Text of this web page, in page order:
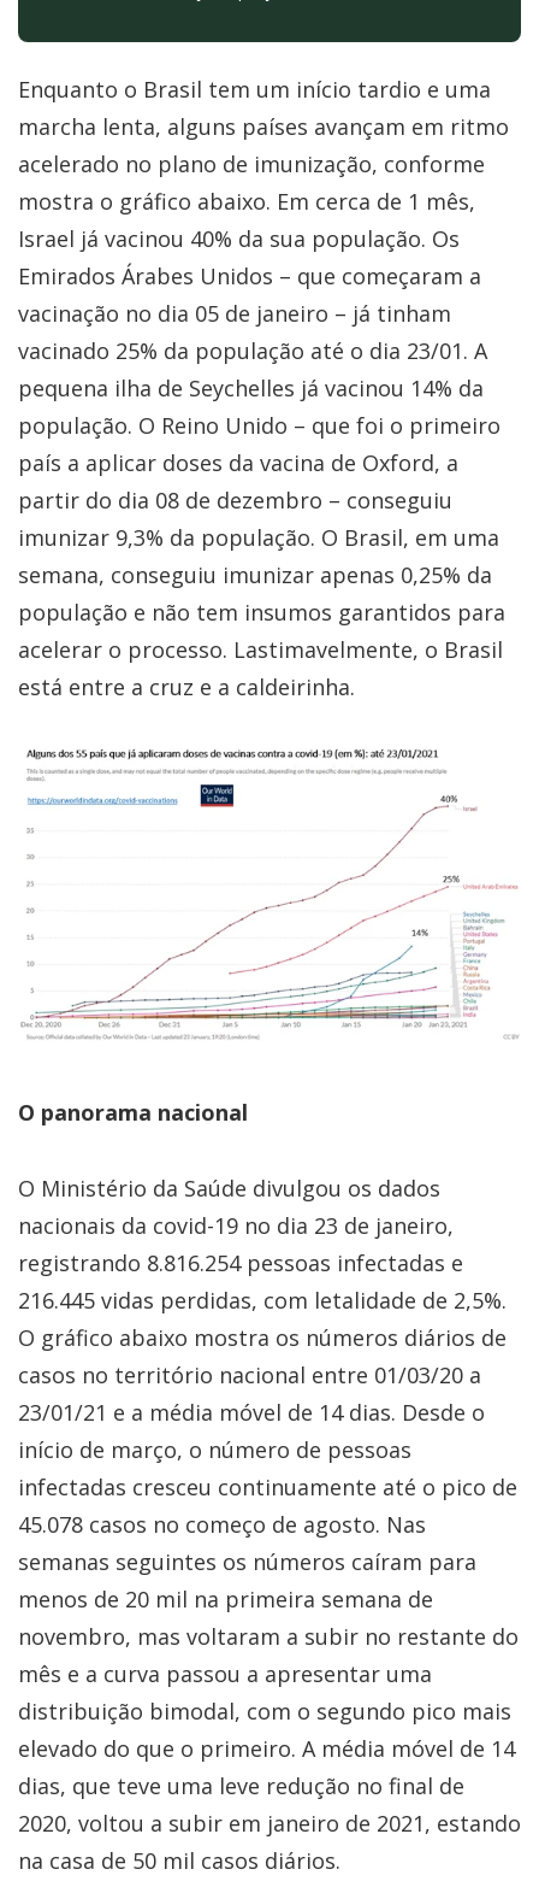
Enquanto o Brasil tem um início tardio e uma
marcha lenta, alguns países avançam em ritmo
acelerado no plano de imunização, conforme
mostra o gráfico abaixo. Em cerca de 1 mês,
Israel já vacinou 40% da sua população. Os
Emirados Árabes Unidos – que começaram a
vacinação no dia 05 de janeiro – já tinham
vacinado 25% da população até o dia 23/01. A
pequena ilha de Seychelles já vacinou 14% da
população. O Reino Unido – que foi o primeiro
país a aplicar doses da vacina de Oxford, a
partir do dia 08 de dezembro – conseguiu
imunizar 9,3% da população. O Brasil, em uma
semana, conseguiu imunizar apenas 0,25% da
população e não tem insumos garantidos para
acelerar o processo. Lastimavelmente, o Brasil
está entre a cruz e a caldeirinha.
O panorama nacional
O Ministério da Saúde divulgou os dados
nacionais da covid-19 no dia 23 de janeiro,
registrando 8.816.254 pessoas infectadas e
216.445 vidas perdidas, com letalidade de 2,5%.
O gráfico abaixo mostra os números diários de
casos no território nacional entre 01/03/20 a
23/01/21 e a média móvel de 14 dias. Desde o
início de março, o número de pessoas
infectadas cresceu continuamente até o pico de
45.078 casos no começo de agosto. Nas
semanas seguintes os números caíram para
menos de 20 mil na primeira semana de
novembro, mas voltaram a subir no restante do
mês e a curva passou a apresentar uma
distribuição bimodal, com o segundo pico mais
elevado do que o primeiro. A média móvel de 14
dias, que teve uma leve redução no final de
2020, voltou a subir em janeiro de 2021, estando
na casa de 50 mil casos diários.